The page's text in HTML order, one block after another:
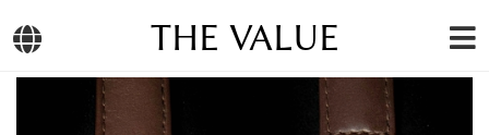
THE VALUE